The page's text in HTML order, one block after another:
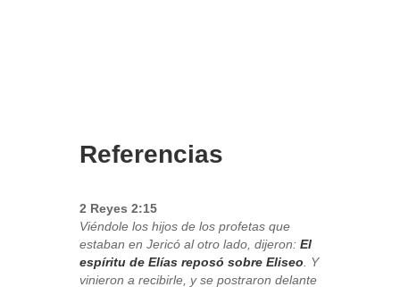
Referencias
2 Reyes 2:15
Viéndole los hijos de los profetas que
estaban en Jericó al otro lado, dijeron: El
espíritu de Elías reposó sobre Eliseo . Y
vinieron a recibirle, y se postraron delante